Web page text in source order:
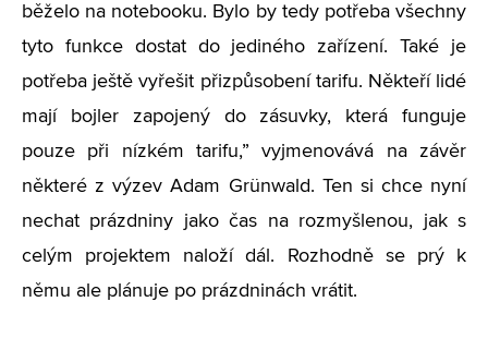
běželo na notebooku. Bylo by tedy potřeba všechny
tyto funkce dostat do jediného zařízení. Také je
potřeba ještě vyřešit přizpůsobení tarifu. Někteří lidé
mají bojler zapojený do zásuvky, která funguje
pouze při nízkém tarifu,” vyjmenovává na závěr
některé z výzev Adam Grünwald. Ten si chce nyní
nechat prázdniny jako čas na rozmyšlenou, jak s
celým projektem naloží dál. Rozhodně se prý k
němu ale plánuje po prázdninách vrátit.